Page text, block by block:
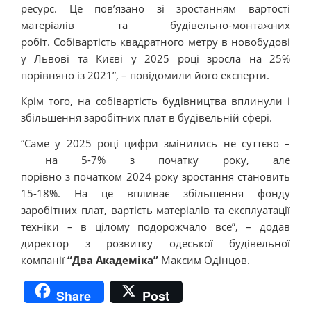
ресурс. Це пов’язано зі зростанням вартості
матеріалів та будівельно-монтажних
робіт. Собівартість квадратного метру в новобудові
у Львові та Києві у 2025 році зросла на 25%
порівняно із 2021”, – повідомили його експерти.
Крім того, на собівартість будівництва вплинули і
збільшення заробітних плат в будівельній сфері.
“Саме у 2025 році цифри змінились не суттєво –
на 5-7% з початку року, але
порівно з початком 2024 року зростання становить
15-18%. На це впливає збільшення фонду
заробітних плат, вартість матеріалів та експлуатації
техніки – в цілому подорожчало все”, – додав
директор з розвитку одеської будівельної
компанії “Два Академіка” Максим Одінцов.
Share Post